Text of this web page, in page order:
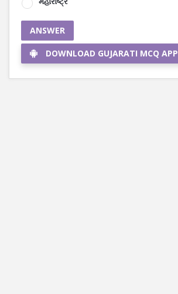
ANSWER
DOWNLOAD GUJARATI MCQ APP